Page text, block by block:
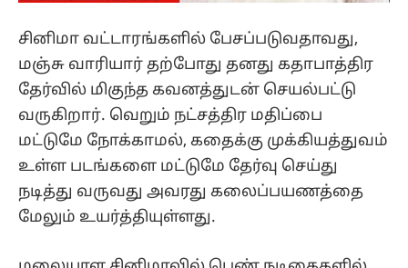
சினிமா வட்டாரங்களில் பேசப்படுவதாவது,
மஞ்சு வாரியார் தற்போது தனது கதாபாத்திர
தேர்வில் மிகுந்த கவனத்துடன் செயல்பட்டு
வருகிறார். வெறும் நட்சத்திர மதிப்பை
மட்டுமே நோக்காமல், கதைக்கு முக்கியத்துவம்
உள்ள படங்களை மட்டுமே தேர்வு செய்து
நடித்து வருவது அவரது கலைப்பயணத்தை
மேலும் உயர்த்தியுள்ளது.